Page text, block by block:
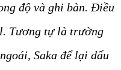
độ và ghi bàn. Điều
Tương tự là trường
Saka để lại dấu